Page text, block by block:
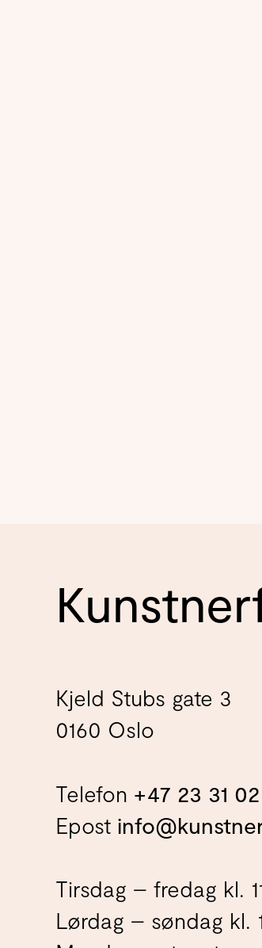
Kjeld Stubs gate 3
0160 Oslo
Telefon +47 23 31
Epost
Tirsdag – fredag kl.
Lørdag – søndag kl.